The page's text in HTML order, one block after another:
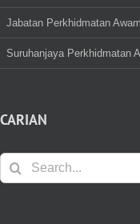
Jabatan Perkhidmatan
Suruhanjaya Perkhidmatan
CARIAN
Search
for: